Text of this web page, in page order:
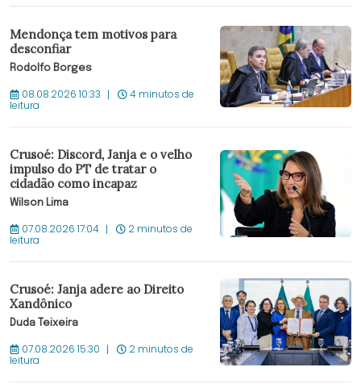
Mendonça tem motivos para
desconfiar
Rodolfo Borges
08.08.2026 10:33 4 minutos de
leitura
Crusoé: Discord, Janja e o velho
impulso do PT de tratar o
cidadão como incapaz
Wilson Lima
07.08.2026 17:04 2 minutos de
leitura
Crusoé: Janja adere ao Direito
Xandônico
Duda Teixeira
07.08.2026 15:30 2 minutos de
leitura